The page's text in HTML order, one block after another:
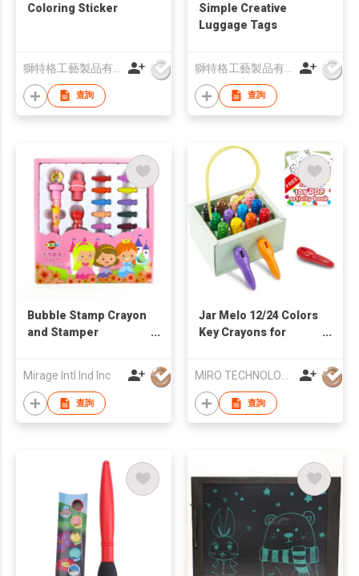
Coloring Sticker
查詢
Simple Creative
Luggage Tags
查詢
Bubble Stamp Crayon
and Stamper
Mirage Intl Ind Inc
查詢
Jar Melo 12/24 Colors
Key Crayons for
Download
查詢